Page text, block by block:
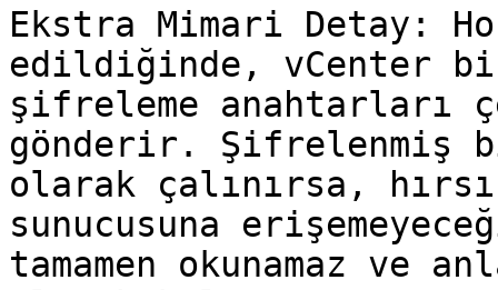
Ekstra Mimari Detay:
edildiğinde, vCenter bir
şifreleme anahtarları
gönderir. Şifrelenmiş
olarak çalınırsa,
sunucusuna
tamamen okunamaz ve